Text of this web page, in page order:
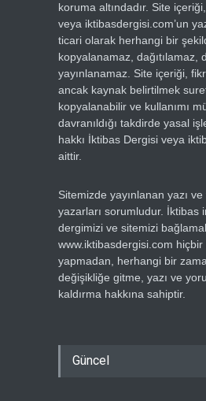
koruma altındadır. Site
veya iktibasdergisi.com’un
ticari olarak herhangi bir
kopyalanamaz, dağıtılamaz,
yayınlanamaz. Site içeriği,
ancak kaynak belirtilmek
kopyalanabilir ve kullanımı
davranıldığı takdirde yasal
hakkı İktibas Dergisi veya
aittir.
Sitemizde yayınlanan yazı
yazarları sorumludur. İktibas
dergimizi ve sitemizi
www.iktibasdergisi.com hiçbir
yapmadan, herhangi bir
değişikliğe gitme, yazı ve
kaldırma hakkına sahiptir.
Güncel